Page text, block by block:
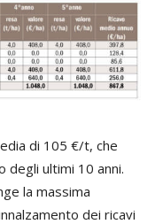
di 105 €/t, che
degli ultimi 10 anni.
la massima
dei ricavi